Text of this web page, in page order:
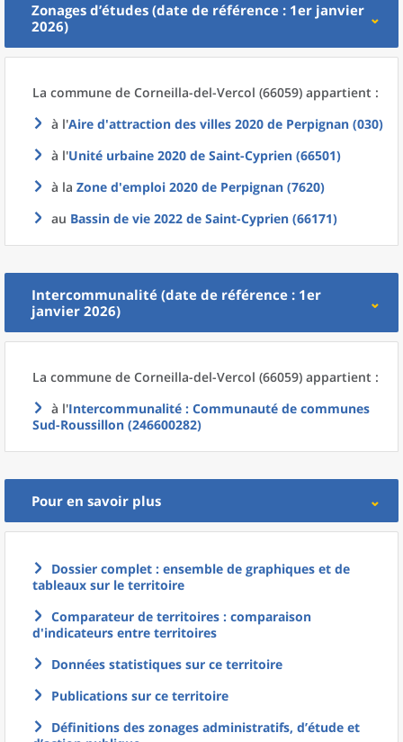
Zonages d’études (date de référence : 1er janvier
2026)
La commune de Corneilla-del-Vercol (66059) appartient :
à l'Aire d'attraction des villes 2020 de Perpignan (030)
à l'Unité urbaine 2020 de Saint-Cyprien (66501)
à la Zone d'emploi 2020 de Perpignan (7620)
au Bassin de vie 2022 de Saint-Cyprien (66171)
Intercommunalité (date de référence : 1er
janvier 2026)
La commune de Corneilla-del-Vercol (66059) appartient :
à l'Intercommunalité : Communauté de communes
Sud-Roussillon (246600282)
Pour en savoir plus
Dossier complet : ensemble de graphiques et de
tableaux sur le territoire
Comparateur de territoires : comparaison
d'indicateurs entre territoires
Données statistiques sur ce territoire
Publications sur ce territoire
Définitions des zonages administratifs, d’étude et